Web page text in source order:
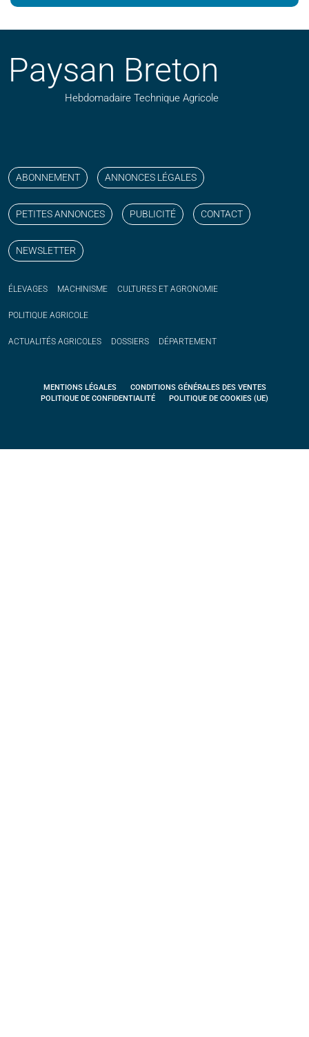
Paysan Breton
Hebdomadaire Technique Agricole
ABONNEMENT ANNONCES LÉGALES
PETITES ANNONCES PUBLICITÉ CONTACT
NEWSLETTER
ÉLEVAGES MACHINISME CULTURES ET AGRONOMIE
POLITIQUE AGRICOLE
ACTUALITÉS AGRICOLES DOSSIERS DÉPARTEMENT
MENTIONS LÉGALES
CONDITIONS GÉNÉRALES DES VENTES
POLITIQUE DE CONFIDENTIALITÉ
POLITIQUE DE COOKIES (UE)